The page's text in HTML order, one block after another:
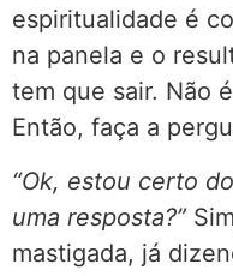
espiritualidade é
na panela e o
tem que sair. Não
Então, faça a
“Ok, estou certo
uma resposta?”
mastigada, já